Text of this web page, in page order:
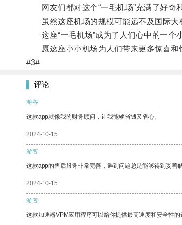
网友们都对这个“一毛机场”充满了好奇
虽然这座机场的规模可能远不及国际大
这座“一毛机场”成为了人们心中的一个
愿这座小小机场为人们带来更多惊喜和
#3#
评论
游客
这款app就像我的财务顾问，让我能够省钱又省心。
2024-10-15
游客
这款app的售后服务非常完善，遇到问题总是能够得到妥善
2024-10-15
游客
这款加速器VPM应用程序可以给你提供最高速度和安全性的